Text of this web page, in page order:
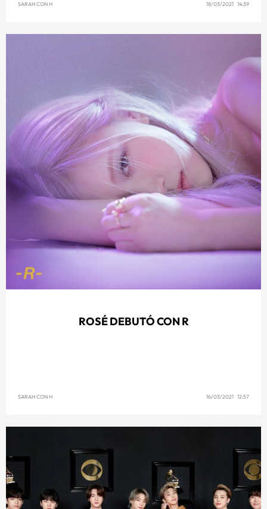
SARAH CON H 18/03/2021 14:39
ROSÉ DEBUTÓ CON R
SARAH CON H 16/03/2021 12:57